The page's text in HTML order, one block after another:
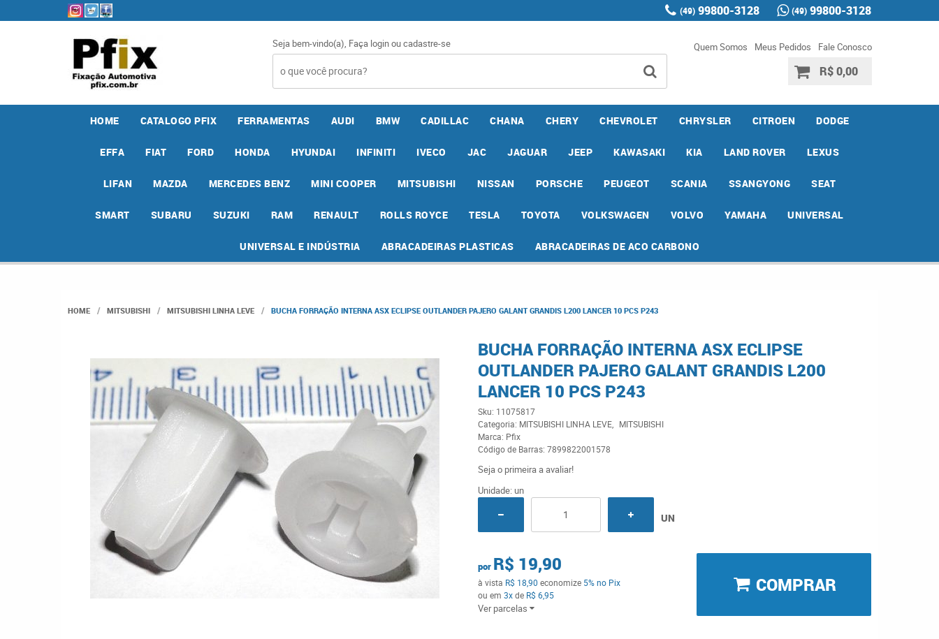
(49) 99800-3128 (49) 99800-3128
Seja bem-vindo(a), Faça loginoucadastre-se Quem Somos Meus Pedidos Fale Conosco
R$ 0,00
HOME CATALOGO PFIX FERRAMENTAS AUDI BMW CADILLAC CHANA CHERY CHEVROLET CHRYSLER CITROEN DODGE
EFFA FIAT FORD HONDA HYUNDAI INFINITI IVECO JAC JAGUAR JEEP KAWASAKI KIA LAND ROVER LEXUS
LIFAN MAZDA MERCEDES BENZ MINI COOPER MITSUBISHI NISSAN PORSCHE PEUGEOT SCANIA SSANGYONG SEAT
SMART SUBARU SUZUKI RAM RENAULT ROLLS ROYCE TESLA TOYOTA VOLKSWAGEN VOLVO YAMAHA UNIVERSAL
UNIVERSAL E INDÚSTRIA ABRACADEIRAS PLASTICAS ABRACADEIRAS DE ACO CARBONO
HOME MITSUBISHI MITSUBISHI LINHA LEVE BUCHA FORRAÇÃO INTERNA ASX ECLIPSE OUTLANDER PAJERO GALANT GRANDIS L200 LANCER 10 PCS P243
BUCHA FORRAÇÃO INTERNA ASX ECLIPSE
OUTLANDER PAJERO GALANT GRANDIS L200
LANCER 10 PCS P243
Sku: 11075817
Categoria: MITSUBISHI LINHA LEVE
MITSUBISHI
Marca: Pfix
Código de Barras: 7899822001578
Seja o primeira a avaliar!
Unidade: un
UN
por R$ 19,90
à vista R$ 18,90 economize 5% no Pix
ou em 3xde R$ 6,95
Ver parcelas
COMPRAR